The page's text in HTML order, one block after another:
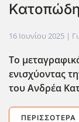
Κατοπώδη
16 Ιουνίου 2025 |
Το
ενισχύοντας
του Ανδρέα
ΠΕΡΙΣΣΌΤΕΡΑ